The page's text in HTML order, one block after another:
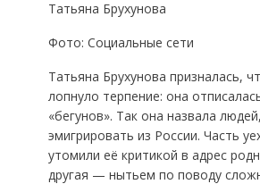
Татьяна Брухунова
Фото: Социальные сети
Татьяна Брухунова призналась,
лопнуло терпение: она
«бегунов». Так она назвала
эмигрировать из России. Часть
утомили её критикой в адрес
другая — нытьем по поводу